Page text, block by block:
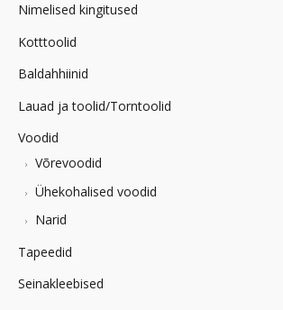
Nimelised kingitused
Kotttoolid
Baldahhiinid
Lauad ja toolid/Torntoolid
Voodid
Võrevoodid
Ühekohalised voodid
Narid
Tapeedid
Seinakleebised